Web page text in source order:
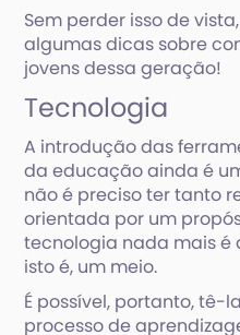
Sem perder isso de
algumas dicas sobre
jovens dessa geração!
Tecnologia
A introdução das
da educação ainda é
não é preciso ter tanto
orientada por um
tecnologia nada mais é
isto é, um meio.
É possível, portanto,
processo de